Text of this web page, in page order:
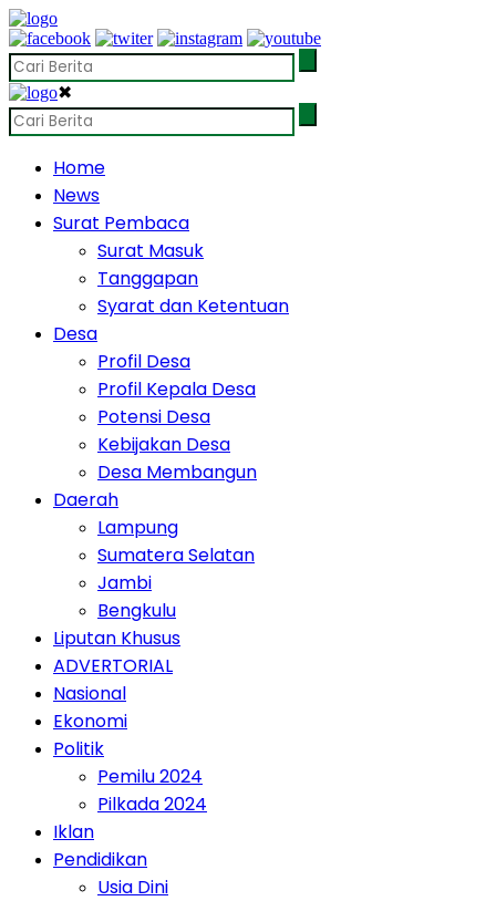
✖
Home
News
Surat Pembaca
Surat Masuk
Tanggapan
Syarat dan Ketentuan
Desa
Profil Desa
Profil Kepala Desa
Potensi Desa
Kebijakan Desa
Desa Membangun
Daerah
Lampung
Sumatera Selatan
Jambi
Bengkulu
Liputan Khusus
ADVERTORIAL
Nasional
Ekonomi
Politik
Pemilu 2024
Pilkada 2024
Iklan
Pendidikan
Usia Dini